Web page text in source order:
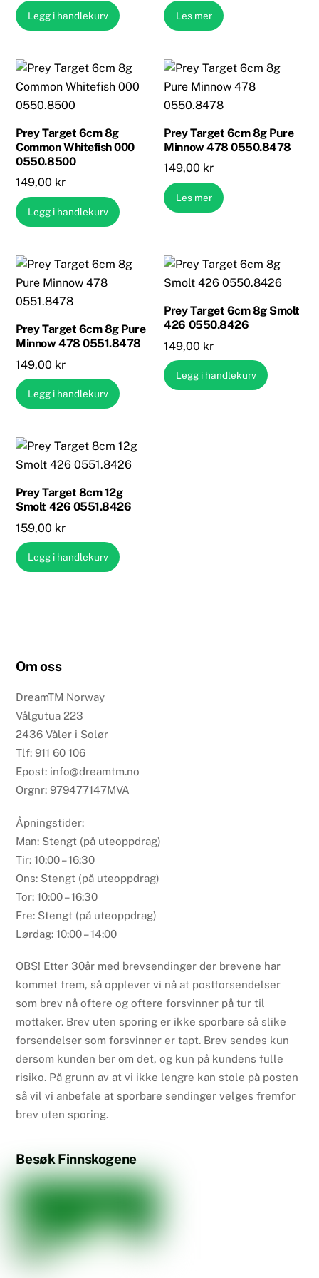
Legg i handlekurv Les mer
Prey Target 6cm 8g
Common Whitefish 000
0550.8500
149,00 kr
Legg i handlekurv
Prey Target 6cm 8g Pure
Minnow 478 0550.8478
149,00 kr
Les mer
Prey Target 6cm 8g Pure
Minnow 478 0551.8478
149,00 kr
Legg i handlekurv
Prey Target 6cm 8g Smolt
426 0550.8426
149,00 kr
Legg i handlekurv
Prey Target 8cm 12g
Smolt 426 0551.8426
159,00 kr
Legg i handlekurv
Om oss
DreamTM Norway
Vålgutua 223
2436 Våler i Solør
Tlf: 911 60 106
Epost: info@dreamtm.no
Orgnr: 979477147MVA
Åpningstider:
Man: Stengt (på uteoppdrag)
Tir: 10:00 – 16:30
Ons: Stengt (på uteoppdrag)
Tor: 10:00 – 16:30
Fre: Stengt (på uteoppdrag)
Lørdag: 10:00 – 14:00
OBS! Etter 30år med brevsendinger der brevene har
kommet frem, så opplever vi nå at postforsendelser
som brev nå oftere og oftere forsvinner på tur til
mottaker. Brev uten sporing er ikke sporbare så slike
forsendelser som forsvinner er tapt. Brev sendes kun
dersom kunden ber om det, og kun på kundens fulle
risiko. På grunn av at vi ikke lengre kan stole på posten
så vil vi anbefale at sporbare sendinger velges fremfor
brev uten sporing.
Besøk Finnskogene